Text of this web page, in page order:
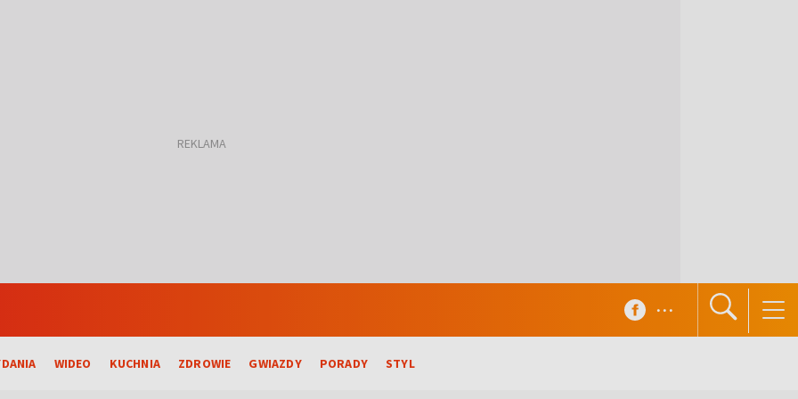
WIDEO KUCHNIA ZDROWIE GWIAZDY PORADY STYL
...